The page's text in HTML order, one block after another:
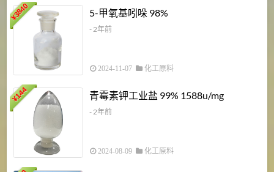
¥
3840 5-甲氧基吲哚 98%
- 2年前
2024-11-07 化工原料
¥
144 青霉素钾工业盐 99% 1588u/mg
- 2年前
2024-08-09 化工原料